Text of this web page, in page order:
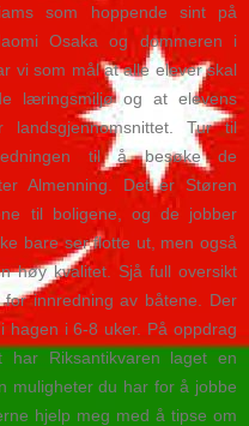
som hoppende sint på
Osaka og dommeren i
vi som mål at alle elever skal
læringsmiljø og at elevens
Tur til
til å besøke de
Almenning. Det er Støren
til boligene, og de jobber
bare ser flotte ut, men også
høy kvalitet. Sjå full oversikt
innredning av båtene. Der
hagen i 6-8 uker. På oppdrag
har Riksantikvaren laget en
muligheter du har for å jobbe
hjelp meg med å tipse om